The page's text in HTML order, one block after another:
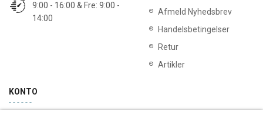
9:00 - 16:00 & Fre: 9:00 -
14:00
Afmeld Nyhedsbrev
Handelsbetingelser
Retur
Artikler
KONTO